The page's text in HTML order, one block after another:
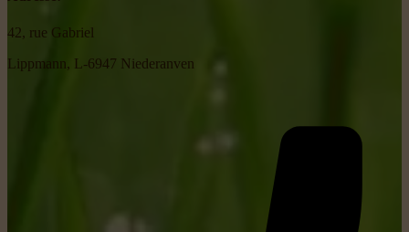
42, rue Gabriel
Lippmann, L-6947 Niederanven